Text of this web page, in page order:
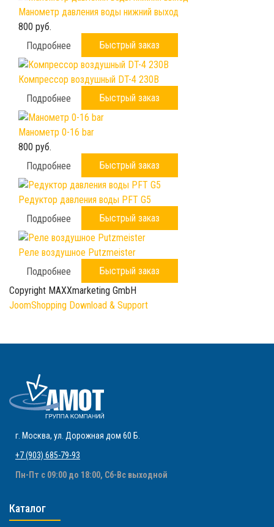
Манометр давления воды нижний выход
800 руб.
Подробнее
Быстрый заказ
Компрессор воздушный DT-4 230B
Подробнее
Быстрый заказ
Манометр 0-16 bar
800 руб.
Подробнее
Быстрый заказ
Редуктор давления воды PFT G5
Подробнее
Быстрый заказ
Реле воздушное Putzmeister
Подробнее
Быстрый заказ
Copyright MAXXmarketing GmbH
JoomShopping Download & Support
г. Москва, ул. Дорожная дом 60 Б
+7 (903) 685-79-93
Пн-Пт с 09:00 до 18:00, Сб-Вс выходной
Каталог